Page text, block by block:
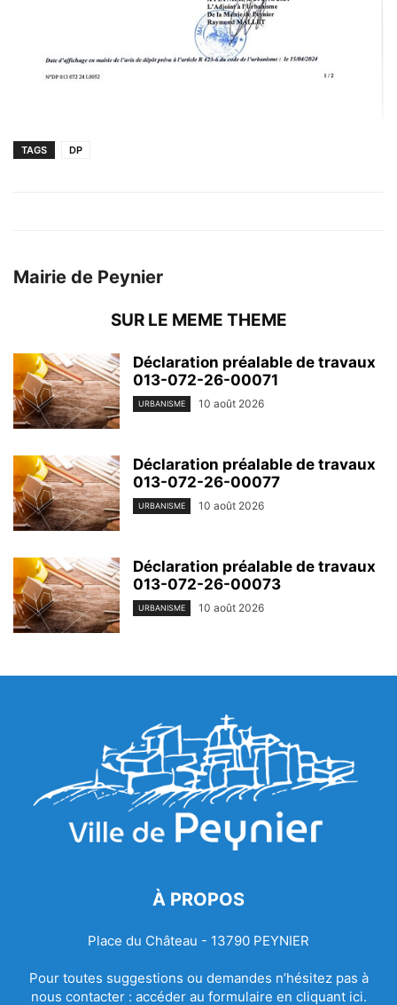
TAGS DP
Mairie de Peynier
SUR LE MEME THEME
Déclaration préalable de travaux
013-072-26-00071
URBANISME 10 août 2026
Déclaration préalable de travaux
013-072-26-00077
URBANISME 10 août 2026
Déclaration préalable de travaux
013-072-26-00073
URBANISME 10 août 2026
À PROPOS
Place du Château - 13790 PEYNIER
Pour toutes suggestions ou demandes n’hésitez pas à
nous contacter : accéder au formulaire en cliquant ici.